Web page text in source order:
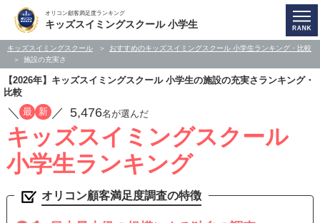
オリコン顧客満足度ランキング
キッズスイミングスクール 小学生
キッズスイミングスクール
おすすめのキッズスイミングスクール 小学生ランキング・比較
施設の充実さ
【2026年】キッズスイミングスクール 小学生の施設の充実さランキング・
比較
／ 最 新 ／ 5,476名が選んだ
キッズスイミングスクール
小学生ランキング
オリコン顧客満足度調査の特徴